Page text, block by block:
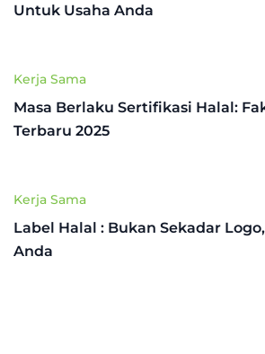
Untuk Usaha Anda
Kerja Sama
Masa Berlaku Sertifikasi Halal:
Terbaru 2025
Kerja Sama
Label Halal : Bukan Sekadar
Anda